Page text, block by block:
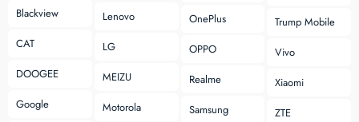
Blackview
CAT
DOOGEE
Google
Lenovo
LG
MEIZU
Motorola
OnePlus
OPPO
Realme
Samsung
Trump Mobile
Vivo
Xiaomi
ZTE